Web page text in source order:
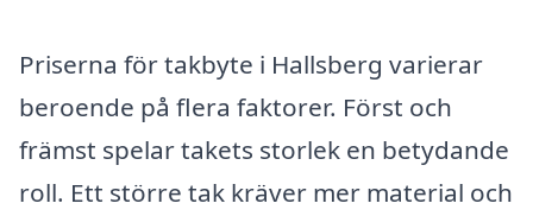
Priserna för takbyte i Hallsberg varierar
beroende på flera faktorer. Först och
främst spelar takets storlek en betydande
roll. Ett större tak kräver mer material och